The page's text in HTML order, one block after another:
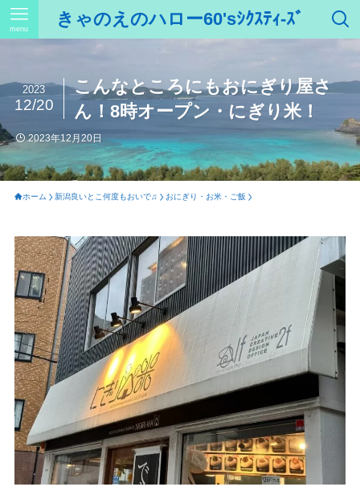
きゃのえのハロー60'sｼｸｽﾃｨ-ｽﾞ
menu
こんなところにもおにぎり屋さ
ん！8時オープン・にぎり米！
2023
12/20
2023年12月20日
ホーム 新潟良いとこ何度もおいで♫ おにぎり・お米・ご飯